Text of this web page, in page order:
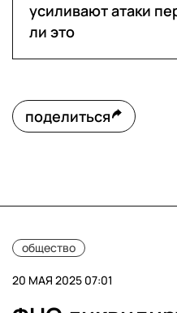
усиливают атаки
ли это
поделиться
общество
20 МАЯ 2025 07:01